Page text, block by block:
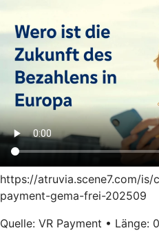
https://atruvia.scene7.com/
payment-gema-frei-202509
Quelle: VR Payment • Länge: